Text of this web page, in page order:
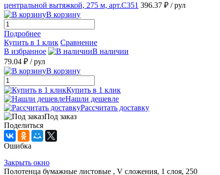
центральной вытяжкой, 275 м, арт.С351 396.37 ₽ / рул
В корзину
Подробнее
Купить в 1 клик Сравнение
В избранное
В наличии
79.04 ₽ / рул
В корзину
Купить в 1 клик
Нашли дешевле
Рассчитать доставку
Под заказ
Поделиться
Ошибка
Закрыть окно
Полотенца бумажные листовые , V сложения, 1 слоя, 250